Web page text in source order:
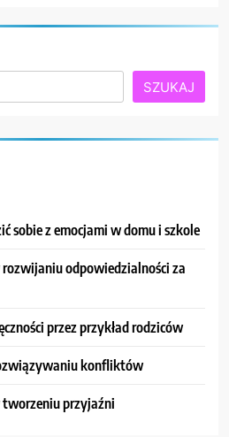
SZUKAJ
sobie z emocjami w domu i szkole
rozwijaniu odpowiedzialności za
przez przykład rodziców
konfliktów
tworzeniu przyjaźni